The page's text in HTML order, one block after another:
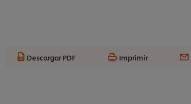
Descargar PDF Imprimir